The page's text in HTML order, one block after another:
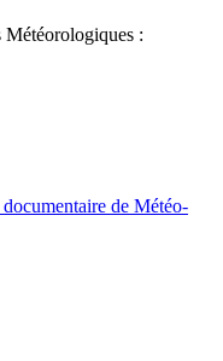
Météorologiques :
de Météo-